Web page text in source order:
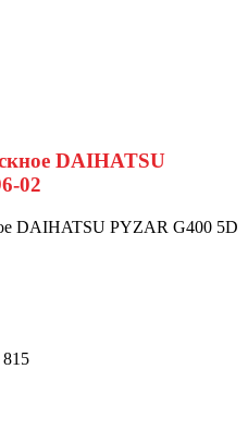
DAIHATSU
02